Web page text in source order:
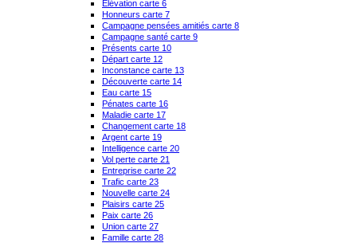
Élévation carte 6
Honneurs carte 7
Campagne pensées amitiés carte 8
Campagne santé carte 9
Présents carte 10
Départ carte 12
Inconstance carte 13
Découverte carte 14
Eau carte 15
Pénates carte 16
Maladie carte 17
Changement carte 18
Argent carte 19
Intelligence carte 20
Vol perte carte 21
Entreprise carte 22
Trafic carte 23
Nouvelle carte 24
Plaisirs carte 25
Paix carte 26
Union carte 27
Famille carte 28